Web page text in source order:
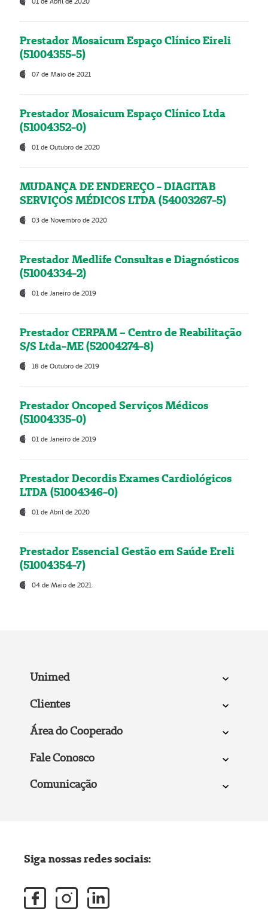
Prestador Mosaicum Espaço Clínico Eireli
(51004355-5)
07 de Maio de 2021
Prestador Mosaicum Espaço Clínico Ltda
(51004352-0)
01 de Outubro de 2020
MUDANÇA DE ENDEREÇO - DIAGITAB
SERVIÇOS MÉDICOS LTDA (54003267-5)
03 de Novembro de 2020
Prestador Medlife Consultas e Diagnósticos
(51004334-2)
01 de Janeiro de 2019
Prestador CERPAM – Centro de Reabilitação
S/S Ltda-ME (52004274-8)
18 de Outubro de 2019
Prestador Oncoped Serviços Médicos
(51004335-0)
01 de Janeiro de 2019
Prestador Decordis Exames Cardiológicos
LTDA (51004346-0)
01 de Abril de 2020
Prestador Essencial Gestão em Saúde Ereli
(51004354-7)
04 de Maio de 2021
Unimed
Clientes
Área do Cooperado
Fale Conosco
Comunicação
Siga nossas redes sociais: